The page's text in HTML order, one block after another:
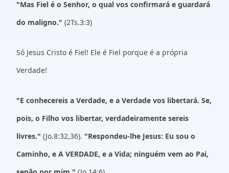
"Mas Fiel é o Senhor, o qual vos confirmará e guardará
do maligno." (2Ts.3:3)
Só Jesus Cristo é Fiel! Ele é Fiel porque é a própria
Verdade!
"E conhecereis a Verdade, e a Verdade vos libertará. Se,
pois, o Filho vos libertar, verdadeiramente sereis
livres." (Jo.8:32,36). "Respondeu-lhe Jesus: Eu sou o
Caminho, e A VERDADE, e a Vida; ninguém vem ao Pai,